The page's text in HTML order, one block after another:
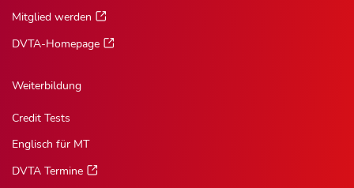
Mitglied werden
DVTA-Homepage
Weiterbildung
Credit Tests
Englisch für MT
DVTA Termine